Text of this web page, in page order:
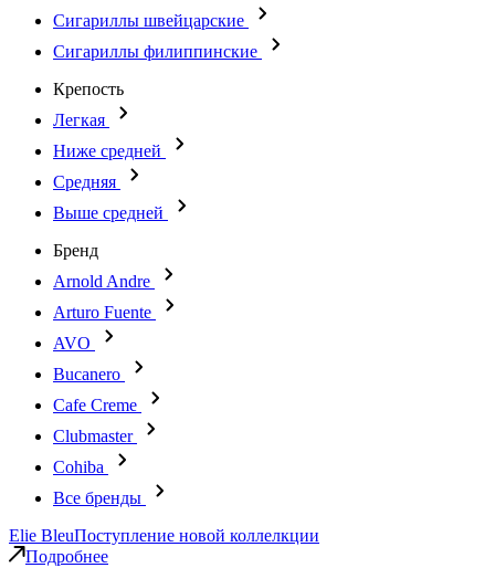
Сигариллы швейцарские
Сигариллы филиппинские
Крепость
Легкая
Ниже средней
Средняя
Выше средней
Бренд
Arnold Andre
Arturo Fuente
AVO
Bucanero
Cafe Creme
Clubmaster
Cohiba
Все бренды
Elie BleuПоступление новой коллелкции
Подробнее